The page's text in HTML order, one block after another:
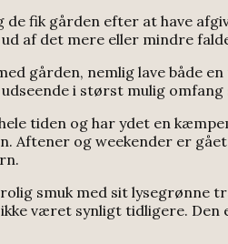
de fik gården efter at have
af det mere eller mindre
gården, nemlig lave både
i størst mulig omfang
tiden og har ydet en
og weekender er
smuk med sit
været synligt tidligere. Den